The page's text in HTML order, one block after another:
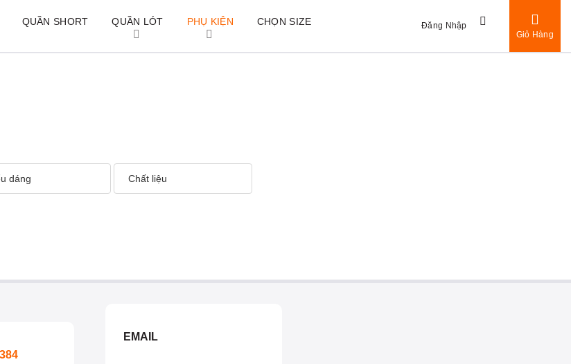
QUẦN SHORT QUẦN LÓT PHỤ KIỆN CHỌN SIZE
Đăng Nhập
Giỏ Hàng
dáng Chất liệu
EMAIL